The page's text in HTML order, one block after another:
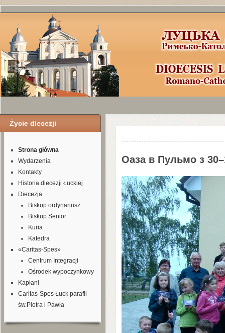
Życie diecezji
Strona główna
Wydarzenia
Kontakty
Historia diecezji Łuckiej
Diecezja
Biskup ordynariusz
Biskup Senior
Kuria
Katedra
«Caritas-Spes»
Centrum Integracji
Ośrodek wypoczynkowy
Kapłani
Caritas-Spes Łuck parafii
św.Piotra i Pawła
Оаза в Пульмо з 30–